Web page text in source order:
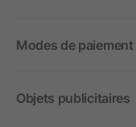
Modes de paiement
Objets publicitaires